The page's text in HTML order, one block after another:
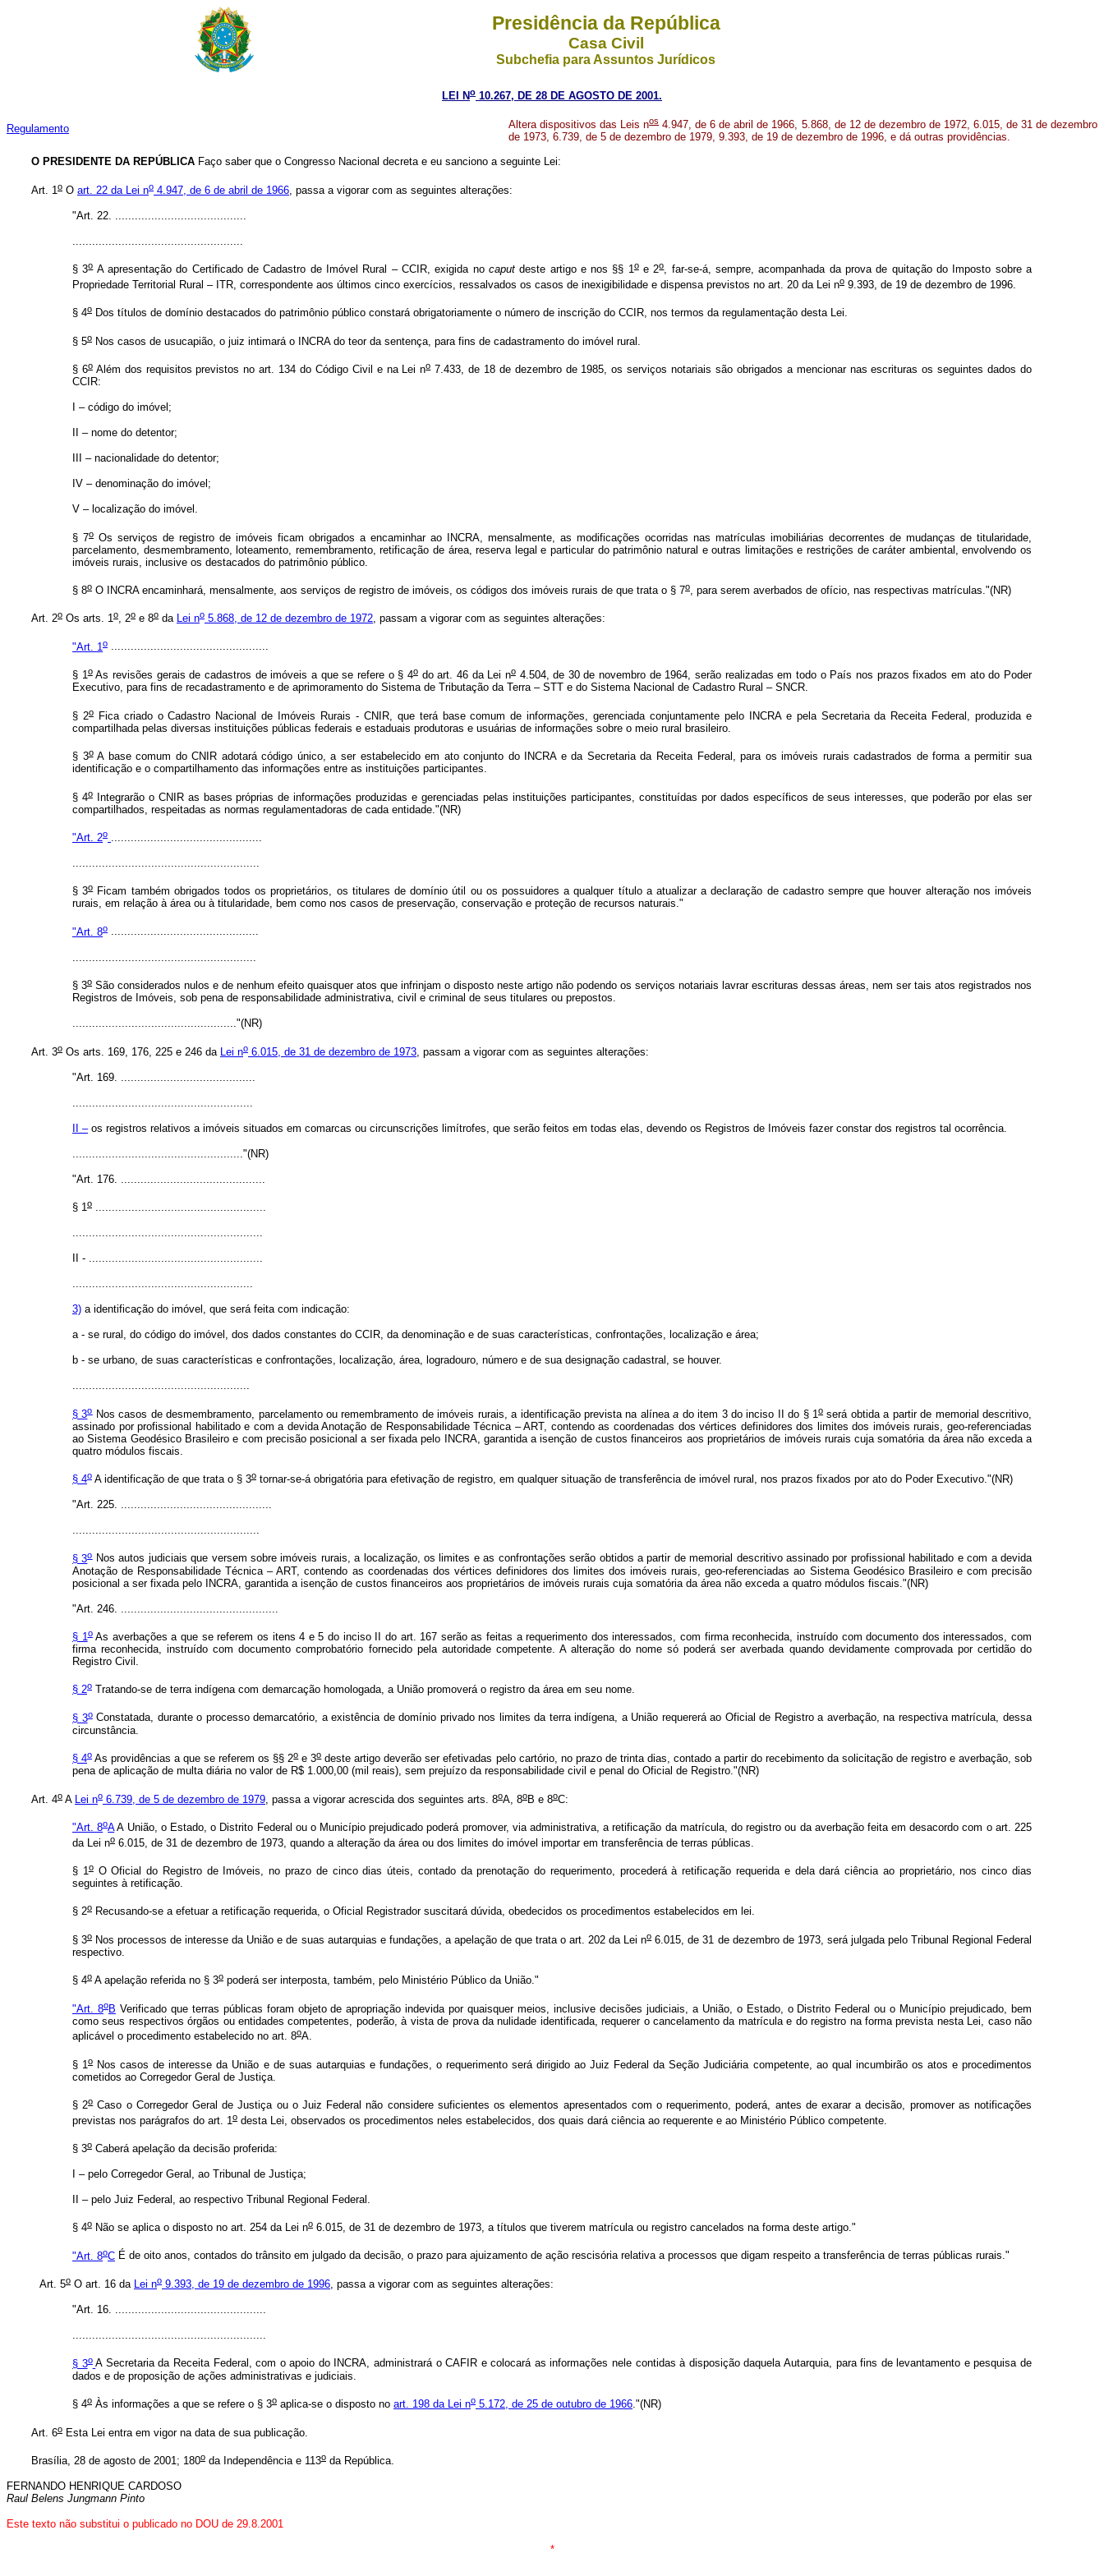
Presidência da República
Casa Civil
Subchefia para Assuntos Jurídicos
LEI No 10.267, DE 28 DE AGOSTO DE 2001.
Regulamento Altera dispositivos das Leis nos4.947, de 6 de abril de 1966, 5.868, de 12 de dezembro de 1972, 6.015, de 31 de dezembro
de 1973, 6.739, de 5 de dezembro de 1979, 9.393, de 19 de dezembro de 1996, e dá outras providências.
O PRESIDENTE DA REPÚBLICA Faço saber que o Congresso Nacional decreta e eu sanciono a seguinte Lei:
Art. 1 o O art. 22 da Lei no 4.947, de 6 de abril de 1966 , passa a vigorar com as seguintes alterações:
"Art. 22. ........................................
§ 3oA apresentação do Certificado de Cadastro de Imóvel Rural – CCIR, exigida no caputdeste artigo e nos §§ 1oe 2o, far-se-á, sempre, acompanhada da prova de quitação do Imposto sobre a
Propriedade Territorial Rural – ITR, correspondente aos últimos cinco exercícios, ressalvados os casos de inexigibilidade e dispensa previstos no art. 20 da Lei no 9.393, de 19 de dezembro de 1996.
§ 4o Dos títulos de domínio destacados do patrimônio público constará obrigatoriamente o número de inscrição do CCIR, nos termos da regulamentação desta Lei.
§ 5o Nos casos de usucapião, o juiz intimará o INCRA do teor da sentença, para fins de cadastramento do imóvel rural.
§ 6oAlém dos requisitos previstos no art. 134 do Código Civil e na Lei no7.433, de 18 de dezembro de 1985, os serviços notariais são obrigados a mencionar nas escrituras os seguintes dados do
CCIR:
I – código do imóvel;
II – nome do detentor;
III – nacionalidade do detentor;
IV – denominação do imóvel;
V – localização do imóvel.
§ 7o Os serviços de registro de imóveis ficam obrigados a encaminhar ao INCRA, mensalmente, as modificações ocorridas nas matrículas imobiliárias decorrentes de mudanças de titularidade,
parcelamento, desmembramento, loteamento, remembramento, retificação de área, reserva legal e particular do patrimônio natural e outras limitações e restrições de caráter ambiental, envolvendo os
imóveis rurais, inclusive os destacados do patrimônio público.
§ 8o O INCRA encaminhará, mensalmente, aos serviços de registro de imóveis, os códigos dos imóveis rurais de que trata o § 7o , para serem averbados de ofício, nas respectivas matrículas."(NR)
Art. 2o Os arts. 1o, 2o e 8o da Lei no 5.868, de 12 de dezembro de 1972, passam a vigorar com as seguintes alterações:
"Art. 1 o ................................................
§ 1oAs revisões gerais de cadastros de imóveis a que se refere o § 4odo art. 46 da Lei no4.504, de 30 de novembro de 1964, serão realizadas em todo o País nos prazos fixados em ato do Poder
Executivo, para fins de recadastramento e de aprimoramento do Sistema de Tributação da Terra – STT e do Sistema Nacional de Cadastro Rural – SNCR.
§ 2oFica criado o Cadastro Nacional de Imóveis Rurais - CNIR, que terá base comum de informações, gerenciada conjuntamente pelo INCRA e pela Secretaria da Receita Federal, produzida e
compartilhada pelas diversas instituições públicas federais e estaduais produtoras e usuárias de informações sobre o meio rural brasileiro.
§ 3oA base comum do CNIR adotará código único, a ser estabelecido em ato conjunto do INCRA e da Secretaria da Receita Federal, para os imóveis rurais cadastrados de forma a permitir sua
identificação e o compartilhamento das informações entre as instituições participantes.
§ 4oIntegrarão o CNIR as bases próprias de informações produzidas e gerenciadas pelas instituições participantes, constituídas por dados específicos de seus interesses, que poderão por elas ser
compartilhados, respeitadas as normas regulamentadoras de cada entidade."(NR)
"Art. 2o ..............................................
.........................................................
§ 3oFicam também obrigados todos os proprietários, os titulares de domínio útil ou os possuidores a qualquer título a atualizar a declaração de cadastro sempre que houver alteração nos imóveis
rurais, em relação à área ou à titularidade, bem como nos casos de preservação, conservação e proteção de recursos naturais."
"Art. 8o .............................................
§ 3o São considerados nulos e de nenhum efeito quaisquer atos que infrinjam o disposto neste artigo não podendo os serviços notariais lavrar escrituras dessas áreas, nem ser tais atos registrados nos
Registros de Imóveis, sob pena de responsabilidade administrativa, civil e criminal de seus titulares ou prepostos.
.................................................."(NR)
Art. 3o Os arts. 169, 176, 225 e 246 da Lei no 6.015, de 31 de dezembro de 1973 , passam a vigorar com as seguintes alterações:
"Art. 169. .........................................
II –os registros relativos a imóveis situados em comarcas ou circunscrições limítrofes, que serão feitos em todas elas, devendo os Registros de Imóveis fazer constar dos registros tal ocorrência.
...................................................."(NR)
"Art. 176. ............................................
§ 1o ....................................................
..........................................................
II - .....................................................
.......................................................
3) a identificação do imóvel, que será feita com indicação:
a - se rural, do código do imóvel, dos dados constantes do CCIR, da denominação e de suas características, confrontações, localização e área;
b - se urbano, de suas características e confrontações, localização, área, logradouro, número e de sua designação cadastral, se houver.
......................................................
§ 3oNos casos de desmembramento, parcelamento ou remembramento de imóveis rurais, a identificação prevista na alíneaa do item 3 do inciso II do § 1o será obtida a partir de memorial descritivo,
assinado por profissional habilitado e com a devida Anotação de Responsabilidade Técnica – ART, contendo as coordenadas dos vértices definidores dos limites dos imóveis rurais, geo-referenciadas
ao Sistema Geodésico Brasileiro e com precisão posicional a ser fixada pelo INCRA, garantida a isenção de custos financeiros aos proprietários de imóveis rurais cuja somatória da área não exceda a
quatro módulos fiscais.
§ 4o A identificação de que trata o § 3o tornar-se-á obrigatória para efetivação de registro, em qualquer situação de transferência de imóvel rural, nos prazos fixados por ato do Poder Executivo."(NR)
"Art. 225. ..............................................
.........................................................
§ 3oNos autos judiciais que versem sobre imóveis rurais, a localização, os limites e as confrontações serão obtidos a partir de memorial descritivo assinado por profissional habilitado e com a devida
Anotação de Responsabilidade Técnica – ART, contendo as coordenadas dos vértices definidores dos limites dos imóveis rurais, geo-referenciadas ao Sistema Geodésico Brasileiro e com precisão
posicional a ser fixada pelo INCRA, garantida a isenção de custos financeiros aos proprietários de imóveis rurais cuja somatória da área não exceda a quatro módulos fiscais."(NR)
"Art. 246. ................................................
§ 1oAs averbações a que se referem os itens 4 e 5 do inciso II do art. 167 serão as feitas a requerimento dos interessados, com firma reconhecida, instruído com documento dos interessados, com
firma reconhecida, instruído com documento comprobatório fornecido pela autoridade competente. A alteração do nome só poderá ser averbada quando devidamente comprovada por certidão do
Registro Civil.
§ 2o Tratando-se de terra indígena com demarcação homologada, a União promoverá o registro da área em seu nome.
§ 3oConstatada, durante o processo demarcatório, a existência de domínio privado nos limites da terra indígena, a União requererá ao Oficial de Registro a averbação, na respectiva matrícula, dessa
circunstância.
§ 4o As providências a que se referem os §§ 2oe 3odeste artigo deverão ser efetivadas pelo cartório, no prazo de trinta dias, contado a partir do recebimento da solicitação de registro e averbação, sob
pena de aplicação de multa diária no valor de R$ 1.000,00 (mil reais), sem prejuízo da responsabilidade civil e penal do Oficial de Registro."(NR)
Art. 4o A Lei no 6.739, de 5 de dezembro de 1979 , passa a vigorar acrescida dos seguintes arts. 8oA, 8oB e 8oC:
"Art. 8oAA União, o Estado, o Distrito Federal ou o Município prejudicado poderá promover, via administrativa, a retificação da matrícula, do registro ou da averbação feita em desacordo com o art. 225
da Lei no 6.015, de 31 de dezembro de 1973, quando a alteração da área ou dos limites do imóvel importar em transferência de terras públicas.
§ 1oO Oficial do Registro de Imóveis, no prazo de cinco dias úteis, contado da prenotação do requerimento, procederá à retificação requerida e dela dará ciência ao proprietário, nos cinco dias
seguintes à retificação.
§ 2o Recusando-se a efetuar a retificação requerida, o Oficial Registrador suscitará dúvida, obedecidos os procedimentos estabelecidos em lei.
§ 3o Nos processos de interesse da União e de suas autarquias e fundações, a apelação de que trata o art. 202 da Lei no6.015, de 31 de dezembro de 1973, será julgada pelo Tribunal Regional Federal
respectivo.
§ 4o A apelação referida no § 3o poderá ser interposta, também, pelo Ministério Público da União."
"Art. 8oB Verificado que terras públicas foram objeto de apropriação indevida por quaisquer meios, inclusive decisões judiciais, a União, o Estado, o Distrito Federal ou o Município prejudicado, bem
como seus respectivos órgãos ou entidades competentes, poderão, à vista de prova da nulidade identificada, requerer o cancelamento da matrícula e do registro na forma prevista nesta Lei, caso não
aplicável o procedimento estabelecido no art. 8oA.
§ 1o Nos casos de interesse da União e de suas autarquias e fundações, o requerimento será dirigido ao Juiz Federal da Seção Judiciária competente, ao qual incumbirão os atos e procedimentos
cometidos ao Corregedor Geral de Justiça.
§ 2oCaso o Corregedor Geral de Justiça ou o Juiz Federal não considere suficientes os elementos apresentados com o requerimento, poderá, antes de exarar a decisão, promover as notificações
previstas nos parágrafos do art. 1o desta Lei, observados os procedimentos neles estabelecidos, dos quais dará ciência ao requerente e ao Ministério Público competente.
§ 3o Caberá apelação da decisão proferida:
I – pelo Corregedor Geral, ao Tribunal de Justiça;
II – pelo Juiz Federal, ao respectivo Tribunal Regional Federal.
§ 4o Não se aplica o disposto no art. 254 da Lei no 6.015, de 31 de dezembro de 1973, a títulos que tiverem matrícula ou registro cancelados na forma deste artigo."
"Art. 8oC É de oito anos, contados do trânsito em julgado da decisão, o prazo para ajuizamento de ação rescisória relativa a processos que digam respeito a transferência de terras públicas rurais."
Art. 5o O art. 16 da Lei no 9.393, de 19 de dezembro de 1996, passa a vigorar com as seguintes alterações:
"Art. 16. ..............................................
...........................................................
§ 3o A Secretaria da Receita Federal, com o apoio do INCRA, administrará o CAFIR e colocará as informações nele contidas à disposição daquela Autarquia, para fins de levantamento e pesquisa de
dados e de proposição de ações administrativas e judiciais.
§ 4o Às informações a que se refere o § 3o aplica-se o disposto no art. 198 da Lei no 5.172, de 25 de outubro de 1966."(NR)
Art. 6o Esta Lei entra em vigor na data de sua publicação.
Brasília, 28 de agosto de 2001; 180o da Independência e 113o da República.
FERNANDO HENRIQUE CARDOSO
Raul Belens Jungmann Pinto
Este texto não substitui o publicado no DOU de 29.8.2001
*